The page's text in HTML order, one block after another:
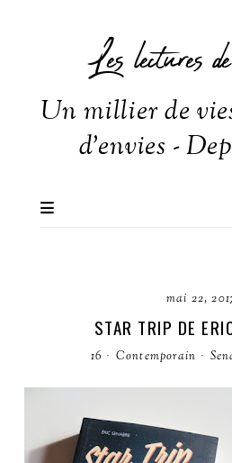
Les lectures
Un millier de
d'envies -
mai 22,
STAR TRIP DE
16 · Contemporain ·